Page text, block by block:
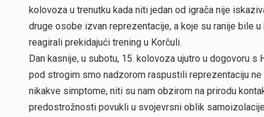
kolovoza u trenutku kada niti jedan od igrača nije
druge osobe izvan reprezentacije, a koje su ranije bile
reagirali prekidajući trening u Korčuli.
Dan kasnije, u subotu, 15. kolovoza ujutro u dogovoru
pod strogim smo nadzorom raspustili reprezentaciju
nikakve simptome, niti su nam obzirom na prirodu
predostrožnosti povukli u svojevrsni oblik